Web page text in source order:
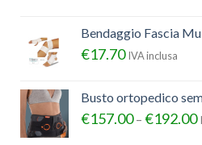
Bendaggio Fascia
€17.70 IVA inclusa
Busto ortopedico
€157.00– €192.00